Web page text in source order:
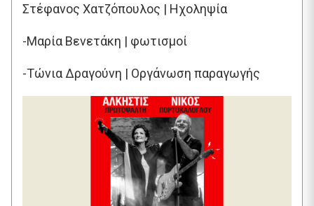
Στέφανος Χατζόπουλος | Ηχοληψία
-Μαρία Βενετάκη | φωτισμοί
-Τώνια Δραγούνη | Οργάνωση παραγωγής